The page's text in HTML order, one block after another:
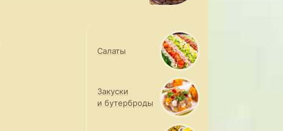
Салаты
Закуски
и бутерброды